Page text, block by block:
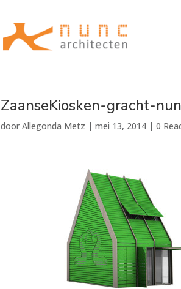
ZaanseKiosken-gracht-
door Allegonda Metz | mei 13, 2014 | 0